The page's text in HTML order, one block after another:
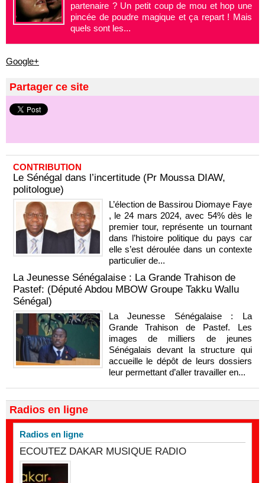
partenaire ? Un petit coup de mou et hop une
pincée de poudre magique et ça repart ! Mais
quels sont les...
Google+
Partager ce site
CONTRIBUTION
Le Sénégal dans l’incertitude (Pr Moussa DIAW,
politologue)
L’élection de Bassirou Diomaye Faye
, le 24 mars 2024, avec 54% dès le
premier tour, représente un tournant
dans l’histoire politique du pays car
elle s’est déroulée dans un contexte
particulier de...
La Jeunesse Sénégalaise : La Grande Trahison de
Pastef: (Député Abdou MBOW Groupe Takku Wallu
Sénégal)
La Jeunesse Sénégalaise : La
Grande Trahison de Pastef. Les
images de milliers de jeunes
Sénégalais devant la structure qui
accueille le dépôt de leurs dossiers
leur permettant d’aller travailler en...
Radios en ligne
Radios en ligne
ECOUTEZ DAKAR MUSIQUE RADIO